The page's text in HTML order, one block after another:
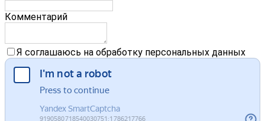
Комментарий
Я соглашаюсь на обработку персональных данных